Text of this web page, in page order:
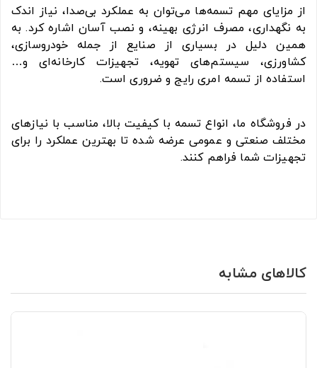
از مزایای مهم تسمه‌ها می‌توان به عملکرد بی‌صدا، نیاز اندک
به نگهداری، مصرف انرژی بهینه، و نصب آسان اشاره کرد. به
همین دلیل در بسیاری از صنایع از جمله خودروسازی،
کشاورزی، سیستم‌های تهویه، تجهیزات کارخانه‌ای و…
استفاده از تسمه امری رایج و ضروری است.
در فروشگاه ما، انواع تسمه با کیفیت بالا، مناسب با نیازهای
مختلف صنعتی و عمومی عرضه شده تا بهترین عملکرد را برای
تجهیزات شما فراهم کنند.
کالاهای مشابه